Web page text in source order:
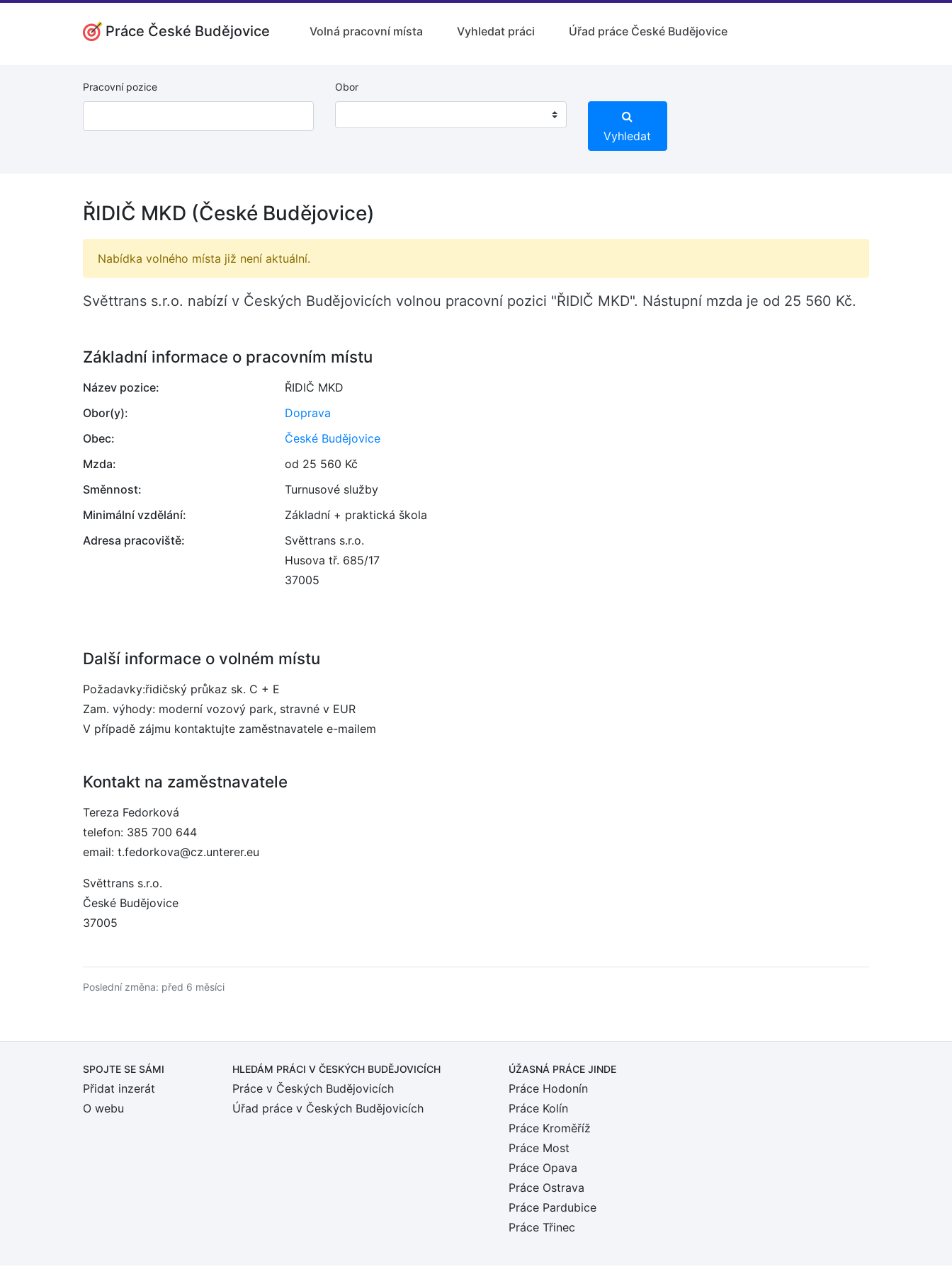
Práce České Budějovice Volná pracovní místa Vyhledat práci Úřad práce České Budějovice
Pracovní pozice Obor
Vyhledat
ŘIDIČ MKD (České Budějovice)
Nabídka volného místa již není aktuální.
Světtrans s.r.o. nabízí v Českých Budějovicích volnou pracovní pozici "ŘIDIČ MKD". Nástupní mzda je od 25 560 Kč.
Základní informace o pracovním místu
Název pozice:
ŘIDIČ MKD
Obor(y):
Doprava
Obec:
České Budějovice
Mzda:
od 25 560 Kč
Směnnost:
Turnusové služby
Minimální vzdělání:
Základní + praktická škola
Adresa pracoviště:
Světtrans s.r.o.
Husova tř. 685/17
37005
Další informace o volném místu
Požadavky:řidičský průkaz sk. C + E
Zam. výhody: moderní vozový park, stravné v EUR
V případě zájmu kontaktujte zaměstnavatele e-mailem
Kontakt na zaměstnavatele
Tereza Fedorková
telefon: 385 700 644
email: t.fedorkova@cz.unterer.eu
Světtrans s.r.o.
České Budějovice
37005
Poslední změna: před 6 měsíci
SPOJTE SE SÁMI
Přidat inzerát
O webu
HLEDÁM PRÁCI V ČESKÝCH BUDĚJOVICÍCH
Práce v Českých Budějovicích
Úřad práce v Českých Budějovicích
ÚŽASNÁ PRÁCE JINDE
Práce Hodonín
Práce Kolín
Práce Kroměříž
Práce Most
Práce Opava
Práce Ostrava
Práce Pardubice
Práce Třinec